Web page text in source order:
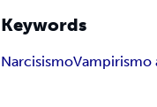
Keywords
Narcisismo